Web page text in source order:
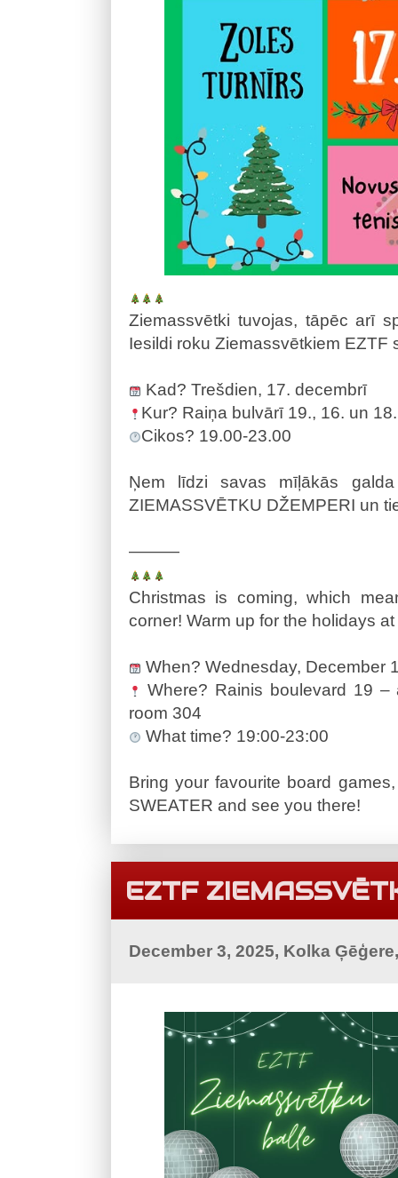
Ziemassvētki tuvojas, tāpēc arī
Iesildi roku Ziemassvētkiem EZTF
Kad? Trešdien, 17. decembrī
Kur? Raiņa bulvārī 19., 16. un
Cikos? 19.00-23.00
Ņem līdzi savas mīļākās
ZIEMASSVĒTKU DŽEMPERI un
———
Christmas is coming, which
corner! Warm up for the holidays
When? Wednesday, December
Where? Rainis boulevard 19
room 304
What time? 19:00-23:00
Bring your favourite board
SWEATER and see you there!
EZTF
December 3, 2025, Kolka